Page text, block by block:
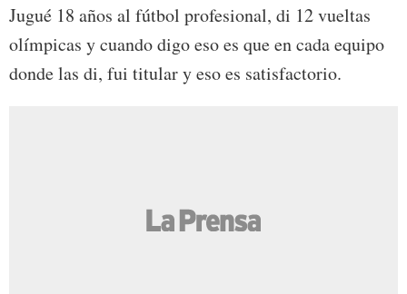
Jugué 18 años al fútbol profesional, di 12 vueltas
olímpicas y cuando digo eso es que en cada equipo
donde las di, fui titular y eso es satisfactorio.